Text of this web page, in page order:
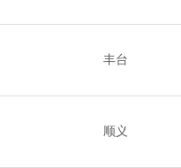
丰台
顺义